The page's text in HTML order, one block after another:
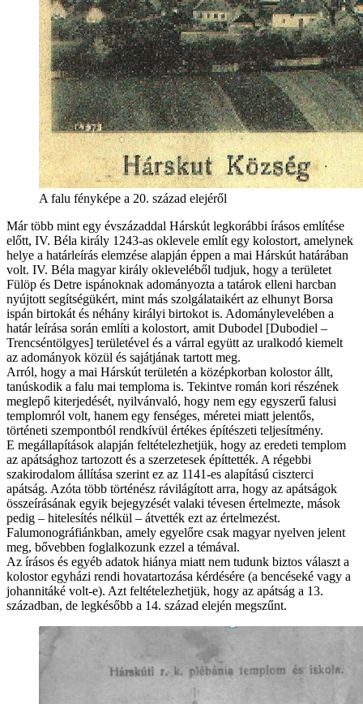
A falu fényképe a 20. század elejéről
Már több mint egy évszázaddal Hárskút legkorábbi írásos említése
előtt, IV. Béla király 1243-as oklevele említ egy kolostort, amelynek
helye a határleírás elemzése alapján éppen a mai Hárskút határában
volt. IV. Béla magyar király okleveléből tudjuk, hogy a területet
Fülöp és Detre ispánoknak adományozta a tatárok elleni harcban
nyújtott segítségükért, mint más szolgálataikért az elhunyt Borsa
ispán birtokát és néhány királyi birtokot is. Adománylevelében a
határ leírása során említi a kolostort, amit Dubodel [Dubodiel –
Trencséntölgyes] területével és a várral együtt az uralkodó kiemelt
az adományok közül és sajátjának tartott meg.
Arról, hogy a mai Hárskút területén a középkorban kolostor állt,
tanúskodik a falu mai temploma is. Tekintve román kori részének
meglepő kiterjedését, nyilvánvaló, hogy nem egy egyszerű falusi
templomról volt, hanem egy fenséges, méretei miatt jelentős,
történeti szempontból rendkívül értékes építészeti teljesítmény.
E megállapítások alapján feltételezhetjük, hogy az eredeti templom
az apátsághoz tartozott és a szerzetesek építtették. A régebbi
szakirodalom állítása szerint ez az 1141-es alapítású ciszterci
apátság. Azóta több történész rávilágított arra, hogy az apátságok
összeírásának egyik bejegyzését valaki tévesen értelmezte, mások
pedig – hitelesítés nélkül – átvették ezt az értelmezést.
Falumonográfiánkban, amely egyelőre csak magyar nyelven jelent
meg, bővebben foglalkozunk ezzel a témával.
Az írásos és egyéb adatok hiánya miatt nem tudunk biztos választ a
kolostor egyházi rendi hovatartozása kérdésére (a bencéseké vagy a
johannitáké volt-e). Azt feltételezhetjük, hogy az apátság a 13.
században, de legkésőbb a 14. század elején megszűnt.